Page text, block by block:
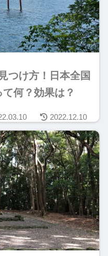
つけ方！日本全国
何？効果は？
2022.12.10